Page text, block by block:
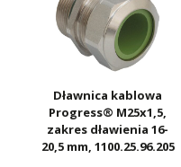
Dławnica kablowa
Progress® M25x1,5,
zakres dławienia 16-
20,5 mm, 1100.25.96.205